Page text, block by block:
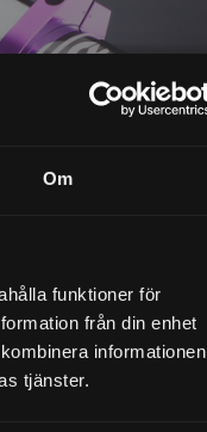
Om
funktioner för
från din enhet
informationen
tjänster.